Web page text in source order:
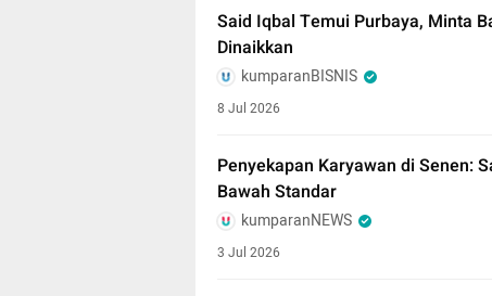
Said Iqbal Temui Purbaya, Minta
Dinaikkan
kumparanBISNIS
8 Jul 2026
Penyekapan Karyawan di Senen:
Bawah Standar
kumparanNEWS
3 Jul 2026